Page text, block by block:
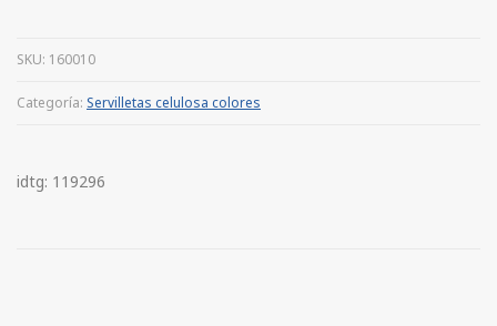
SKU: 160010
Categoría: Servilletas celulosa colores
idtg: 119296